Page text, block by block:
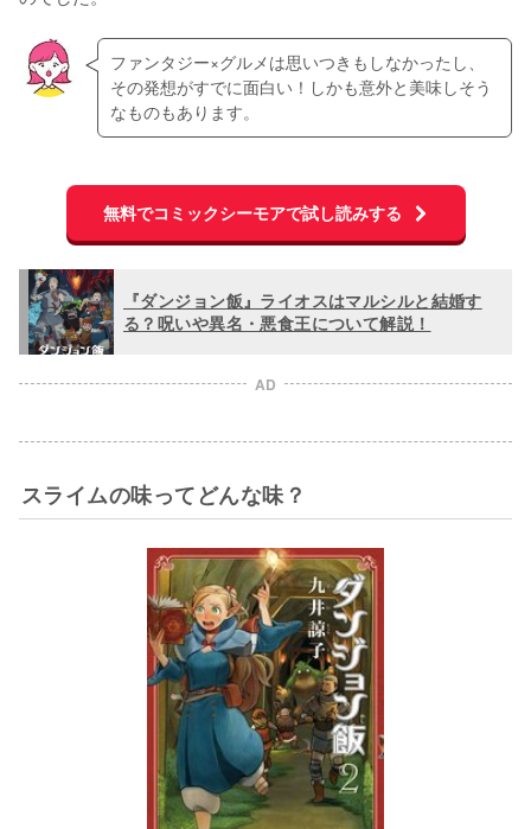
ファンタジー×グルメは思いつきもしなかったし、
その発想がすでに面白い！しかも意外と美味しそう
なものもあります。
無料でコミックシーモアで試し読みする
『ダンジョン飯』ライオスはマルシルと結婚す
る？呪いや異名・悪食王について解説！
AD
スライムの味ってどんな味？